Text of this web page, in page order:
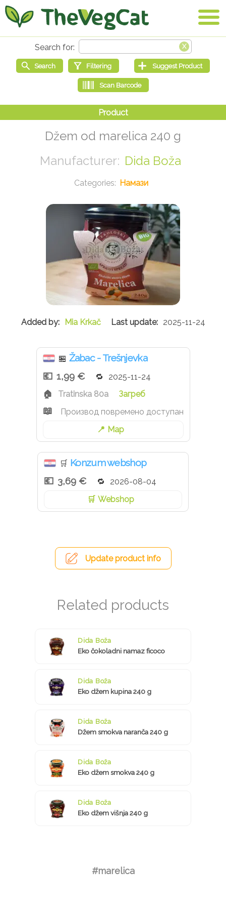
Džem od marelica 240 g
Dida Boža
Намази
Mia Krkač 2025-11-24
🏪 Žabac - Trešnjevka
1,99 €
2025-11-24
Tratinska 80a
Загреб
Производ повремено доступан
Map
🛒 Konzum webshop
3,69 €
2026-08-04
Webshop
Update product info
Dida Boža
Eko čokoladni namaz ficoco
Dida Boža
Eko džem kupina 240 g
Dida Boža
Džem smokva naranča 240 g
Dida Boža
Eko džem smokva 240 g
Dida Boža
Eko džem višnja 240 g
#marelica